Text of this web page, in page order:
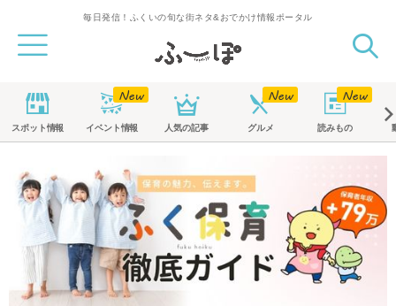
毎日発信！ふくいの旬な街ネタ&おでかけ情報ポータル
スポット情報 イベント情報 人気の記事 グルメ 読みもの